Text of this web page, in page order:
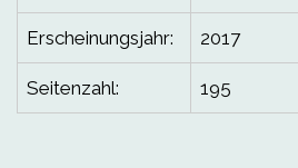
Erscheinungsjahr: 2017
Seitenzahl: 195